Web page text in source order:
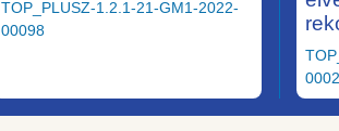
TOP_PLUSZ-1.2.1-21-GM1-2022-
00098